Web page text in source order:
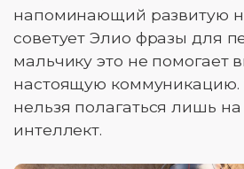
напоминающий развитую
советует Элио фразы для
мальчику это не помогает
настоящую коммуникацию.
нельзя полагаться лишь
интеллект.